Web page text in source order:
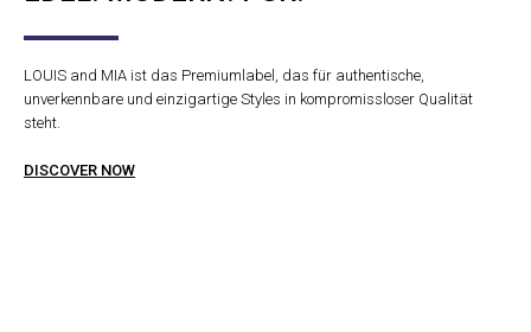
LOUIS and MIA ist das Premiumlabel, das für authentische,
unverkennbare und einzigartige Styles in kompromissloser Qualität
steht.
DISCOVER NOW